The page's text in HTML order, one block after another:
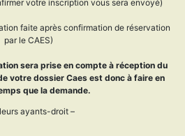
votre inscription vous sera envoyé)
faite après confirmation de réservation
par le CAES)
sera prise en compte à réception du
votre dossier Caes est donc à faire en
que la demande.
ayants-droit –